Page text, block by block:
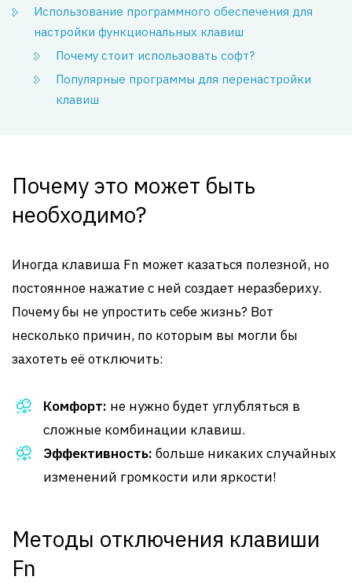
Использование программного обеспечения для
настройки функциональных клавиш
Почему стоит использовать софт?
Популярные программы для перенастройки
клавиш
Почему это может быть
необходимо?
Иногда клавиша Fn может казаться полезной, но
постоянное нажатие с ней создает неразбериху.
Почему бы не упростить себе жизнь? Вот
несколько причин, по которым вы могли бы
захотеть её отключить:
Комфорт: не нужно будет углубляться в
сложные комбинации клавиш.
Эффективность: больше никаких случайных
изменений громкости или яркости!
Методы отключения клавиши
Fn